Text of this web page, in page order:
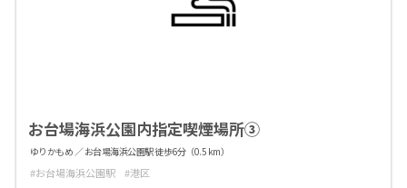
お台場海浜公園内指定喫煙場所③
ゆりかもめ ／ お台場海浜公園駅 徒歩6分（0.5 km）
お台場海浜公園駅 港区